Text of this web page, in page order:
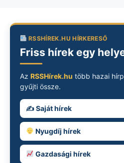
RSSHÍREK.HU HÍRKERESŐ
Friss hírek egy
Az RSSHírek.hu több hazai
gyűjti össze.
✍️ Saját hírek
Nyugdíj hírek
Gazdasági hírek